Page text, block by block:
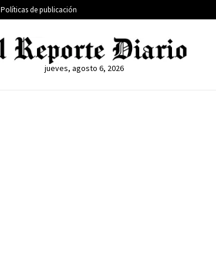
Políticas de publicación
jueves, agosto 6, 2026